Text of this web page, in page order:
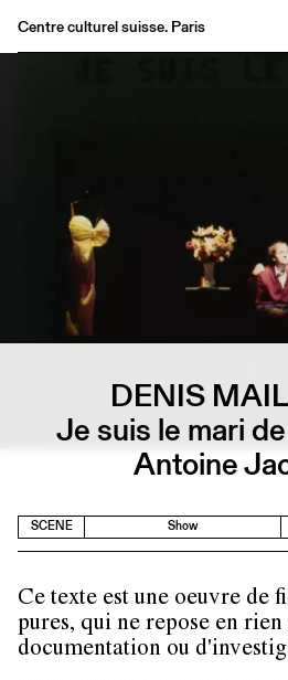
Centre culturel suisse. Paris
Publications
EN
DENIS
Je suis le mari
Antoine
SCENE Show
Ce texte est une oeuvre de
pures, qui ne repose en
documentation ou